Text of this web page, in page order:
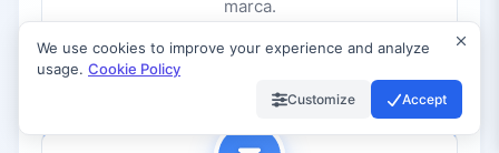
marca.
We use cookies to improve your experience and analyze
usage. Cookie Policy
Customize Accept